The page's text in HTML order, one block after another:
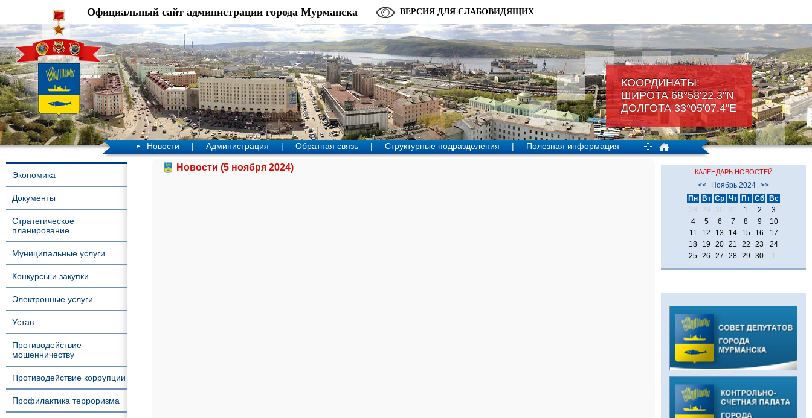
КООРДИНАТЫ:
ШИРОТА 68°58'22.3"N
ДОЛГОТА 33°05'07.4"Е
Официальный сайт администрации города Мурманска ВЕРСИЯ ДЛЯ СЛАБОВИДЯЩИХ
Новости | Администрация | Обратная связь | Структурные подразделения | Полезная информация
Экономика
Документы
Стратегическое
планирование
Муниципальные услуги
Конкурсы и закупки
Электронные услуги
Устав
Противодействие
мошенничеству
Противодействие коррупции
Профилактика терроризма
Новости (5 ноября 2024) КАЛЕНДАРЬ НОВОСТЕЙ
<< Ноябрь 2024 >>
Пн
Вт Ср Чт Пт Сб
Вс
28
29 30 31 1 2
3
4
5 6 7 8 9
10
11
12 13 14 15 16
17
18
19 20 21 22 23
24
25 26 27 28 29 30 1